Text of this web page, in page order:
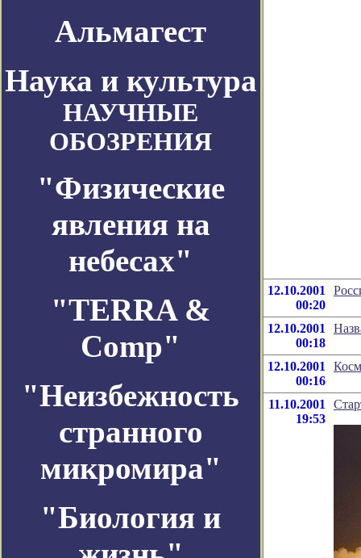
Альмагест
Наука и культура
НАУЧНЫЕ
ОБОЗРЕНИЯ
"Физические
явления на
небесах"
"TERRA &
Comp"
"Неизбежность
странного
микромира"
"Биология и
12.10.2001
00:20
12.10.2001
00:18
12.10.2001
00:16
11.10.2001
19:53